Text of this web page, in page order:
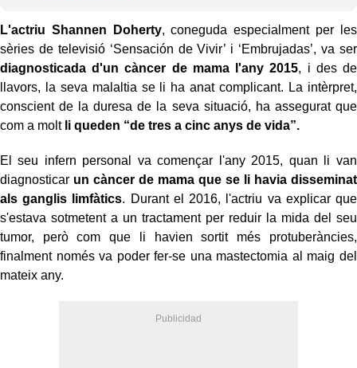
L'actriu Shannen Doherty, coneguda especialment per les
sèries de televisió ‘Sensación de Vivir’ i ‘Embrujadas’, va ser
diagnosticada d'un càncer de mama l'any 2015, i des de
llavors, la seva malaltia se li ha anat complicant. La intèrpret,
conscient de la duresa de la seva situació, ha assegurat que
com a molt li queden “de tres a cinc anys de vida”.
El seu infern personal va començar l'any 2015, quan li van
diagnosticar un càncer de mama que se li havia disseminat
als ganglis limfàtics. Durant el 2016, l'actriu va explicar que
s'estava sotmetent a un tractament per reduir la mida del seu
tumor, però com que li havien sortit més protuberàncies,
finalment només va poder fer-se una mastectomia al maig del
mateix any.